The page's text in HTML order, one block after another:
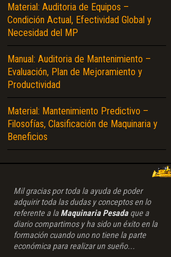
Material: Auditoria de Equipos –
Condición Actual, Efectividad Global y
Necesidad del MP
Manual: Auditoria de Mantenimiento –
Evaluación, Plan de Mejoramiento y
Productividad
Material: Mantenimiento Predictivo –
Filosofías, Clasificación de Maquinaria y
Beneficios
Mil gracias por toda la ayuda de poder
adquirir toda las dudas y conceptos en lo
referente a la Maquinaria Pesadaque a
diario compartimos y ha sido un éxito en la
formación cuando uno no tiene la parte
económica para realizar un sueño...